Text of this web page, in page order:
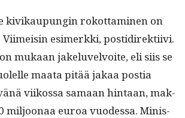
kivikaupun­gin rokot­ta­mi­nen on
Viimeisin esimerk­ki, pos­tidi­rek­ti­ivi.
mukaan jakelu­velvoite, eli siis se
maa­ta pitää jakaa pos­tia
viikos­sa samaan hin­taan, mak­
miljoon­aa euroa vuodessa. Min­is­